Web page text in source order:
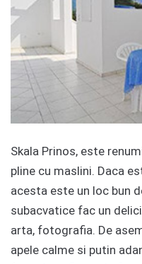
Skala Prinos, este
pline cu maslini. Daca
acesta este un loc bun
subacvatice fac un
arta, fotografia. De
apele calme si putin